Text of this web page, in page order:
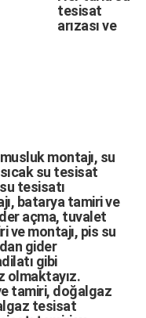
tesisat
arızasıve
musluk montajı, su
sıcak su tesisat
su tesisatı
, batarya tamirive
açma, tuvalet
ve montajı, pis su
gider
gibi
olmaktayız.
tamiri, doğalgaz
tesisat